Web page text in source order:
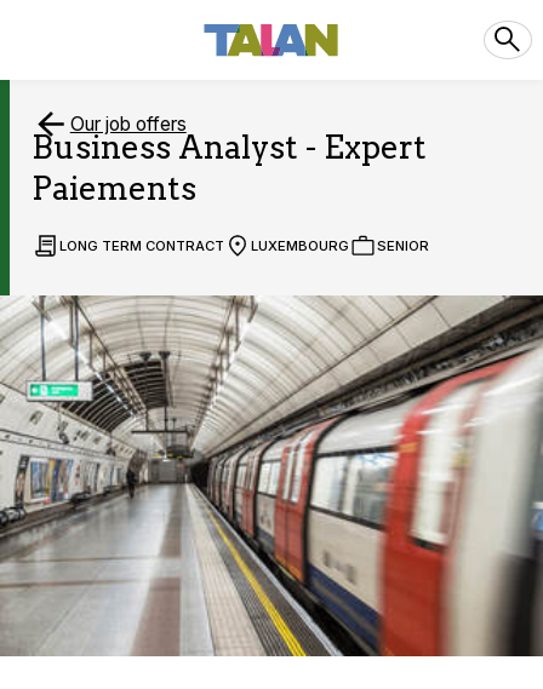
Our job offers
Business Analyst - Expert
Paiements
LONG TERM CONTRACT LUXEMBOURG SENIOR